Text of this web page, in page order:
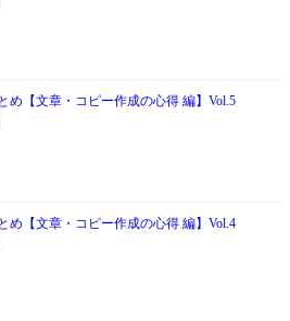
め【文章・コピー作成の心得 編】Vol.5
め【文章・コピー作成の心得 編】Vol.4